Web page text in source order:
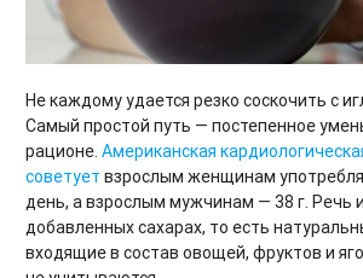
Не каждому удается резко соскочить с
Самый простой путь — постепенное
рационе. Американская
советует взрослым женщинам
день, а взрослым мужчинам — 38 г. Речь
добавленных сахарах, то есть
входящие в состав овощей, фруктов и